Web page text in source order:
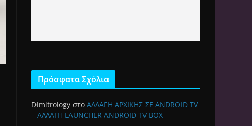
Πρόσφατα Σχόλια
Dimitrology στο ΑΛΛΑΓΗ ΑΡΧΙΚΗΣ ΣΕ ANDROID TV
– ΑΛΛΑΓΗ LAUNCHER ANDROID TV BOX